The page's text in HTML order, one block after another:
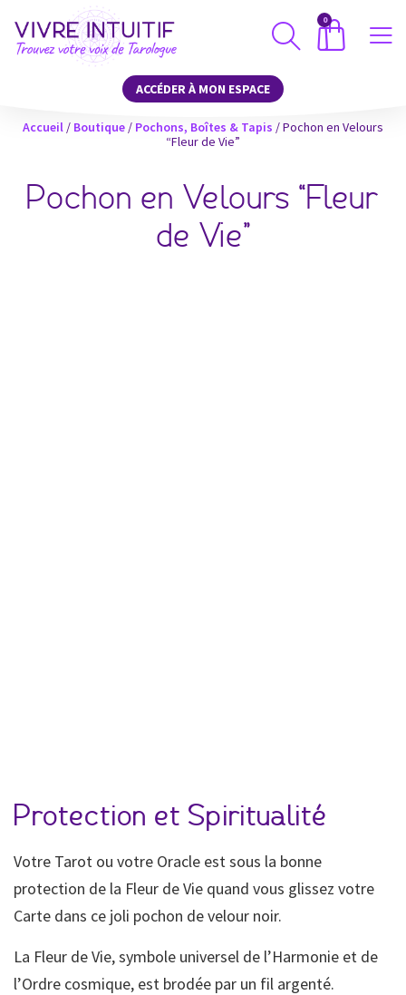
0
ACCÉDER À MON ESPACE
Accueil / Boutique / Pochons, Boîtes & Tapis / Pochon en Velours
“Fleur de Vie”
Pochon en Velours “Fleur
de Vie”
Protection et Spiritualité
Votre Tarot ou votre Oracle est sous la bonne
protection de la Fleur de Vie quand vous glissez votre
Carte dans ce joli pochon de velour noir.
La Fleur de Vie, symbole universel de l’Harmonie et de
l’Ordre cosmique, est brodée par un fil argenté.